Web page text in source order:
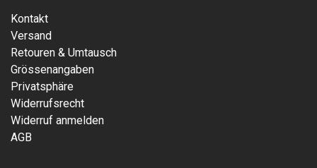
Kontakt
Versand
Retouren & Umtausch
Grössenangaben
Privatsphäre
Widerrufsrecht
Widerruf anmelden
AGB